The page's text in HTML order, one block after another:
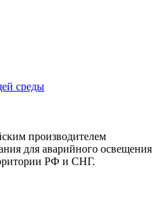
среды
производителем
для аварийного освещения
РФ и СНГ.